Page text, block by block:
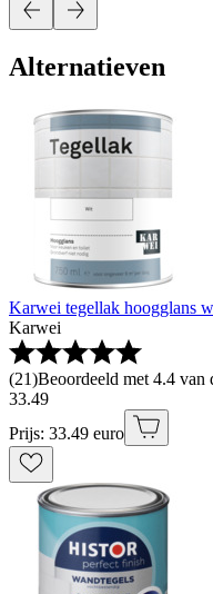
Alternatieven
Karwei tegellak hoogglans
Karwei
(21)Beoordeeld met 4.4 van
33.49
Prijs: 33.49 euro